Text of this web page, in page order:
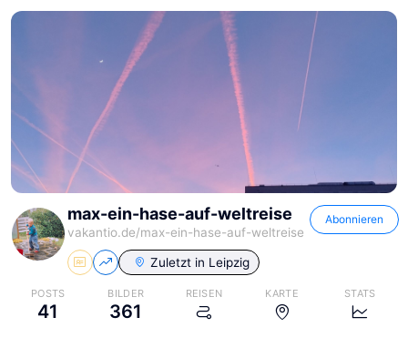
max-ein-hase-auf-weltreise
vakantio.de/max-ein-hase-auf-weltreise
Abonnieren
Zuletzt in Leipzig
POSTS
41
BILDER
361
REISEN KARTE STATS